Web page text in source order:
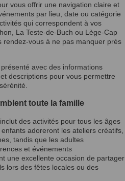
vous offrir une navigation claire et
par lieu, date ou catégorie
qui correspondent à vos
La Teste-de-Buch ou Lège-Cap
rendez-vous à ne pas manquer près
avec des informations
descriptions pour vous permettre
toute la famille
des activités pour tous les âges
adoreront les ateliers créatifs,
tandis que les adultes
et événements
une excellente occasion de partager
lors des fêtes locales ou des